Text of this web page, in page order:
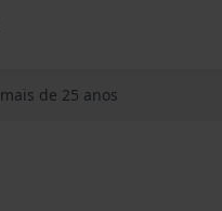
de 25 anos